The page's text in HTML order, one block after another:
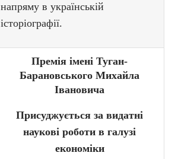
напряму в українській
історіографії.
Премія імені Туган-
Барановського Михайла
Івановича
Присуджується за видатні
наукові роботи в галузі
економіки